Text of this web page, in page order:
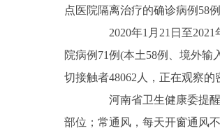
点医院隔离治疗的确诊病例58例
2020年1月21日至2021
院病例71例(本土58例、境外输
切接触者48062人，正在观察的
河南省卫生健康委提醒
部位；常通风，每天开窗通风